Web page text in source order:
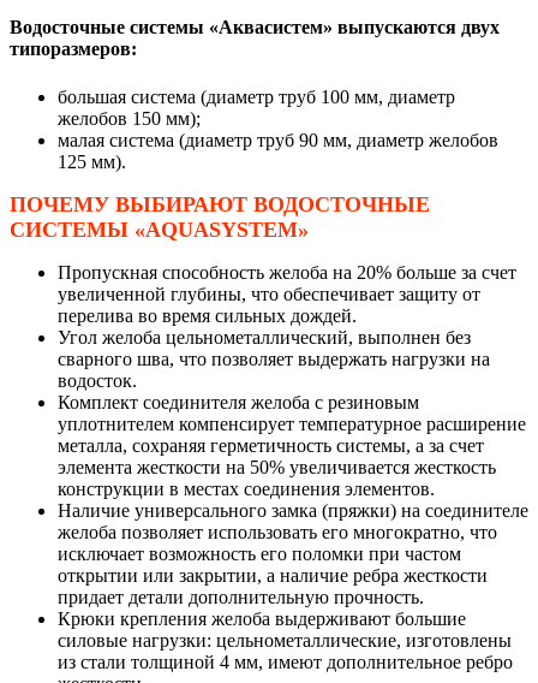
Водосточные системы «Аквасистем» выпускаются двух
типоразмеров:
большая система (диаметр труб 100 мм, диаметр
желобов 150 мм);
малая система (диаметр труб 90 мм, диаметр желобов
125 мм).
ПОЧЕМУ ВЫБИРАЮТ ВОДОСТОЧНЫЕ
СИСТЕМЫ «AQUASYSTEM»
Пропускная способность желоба на 20% больше за счет
увеличенной глубины, что обеспечивает защиту от
перелива во время сильных дождей.
Угол желоба цельнометаллический, выполнен без
сварного шва, что позволяет выдержать нагрузки на
водосток.
Комплект соединителя желоба с резиновым
уплотнителем компенсирует температурное расширение
металла, сохраняя герметичность системы, а за счет
элемента жесткости на 50% увеличивается жесткость
конструкции в местах соединения элементов.
Наличие универсального замка (пряжки) на соединителе
желоба позволяет использовать его многократно, что
исключает возможность его поломки при частом
открытии или закрытии, а наличие ребра жесткости
придает детали дополнительную прочность.
Крюки крепления желоба выдерживают большие
силовые нагрузки: цельнометаллические, изготовлены
из стали толщиной 4 мм, имеют дополнительное ребро